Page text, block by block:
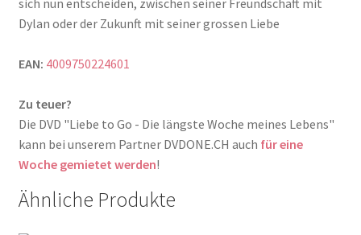
sich nun entscheiden, zwischen seiner Freundschaft mit
Dylan oder der Zukunft mit seiner grossen Liebe
EAN: 4009750224601
Zu teuer?
Die DVD "Liebe to Go - Die längste Woche meines Lebens"
kann bei unserem Partner DVDONE.CH auch für eine
Woche gemietet werden!
Ähnliche Produkte